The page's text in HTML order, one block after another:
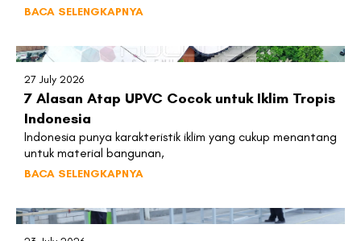
BACA SELENGKAPNYA
27 July 2026
7 Alasan Atap UPVC Cocok untuk Iklim Tropis
Indonesia
Indonesia punya karakteristik iklim yang cukup menantang
untuk material bangunan,
BACA SELENGKAPNYA